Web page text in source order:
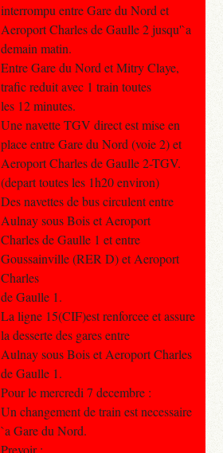
interrompu entre Gare du Nord et
Aeroport Charles de Gaulle 2 jusqu'`a
demain matin.
Entre Gare du Nord et Mitry Claye,
trafic reduit avec 1 train toutes
les 12 minutes.
Une navette TGV direct est mise en
place entre Gare du Nord (voie 2) et
Aeroport Charles de Gaulle 2-TGV.
(depart toutes les 1h20 environ)
Des navettes de bus circulent entre
Aulnay sous Bois et Aeroport
Charles de Gaulle 1 et entre
Goussainville (RER D) et Aeroport
Charles
de Gaulle 1.
La ligne 15(CIF)est renforcee et assure
la desserte des gares entre
Aulnay sous Bois et Aeroport Charles
de Gaulle 1.
Pour le mercredi 7 decembre :
Un changement de train est necessaire
`a Gare du Nord.
Prevoir :